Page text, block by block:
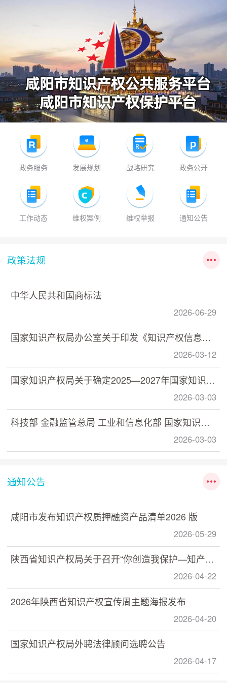
政务服务 发展规划 战略研究 政务公开
工作动态 维权案例 维权举报 通知公告
政策法规
中华人民共和国商标法
2026-06-29
国家知识产权局办公室关于印发《知识产权信息分析利用指南》的通知
2026-03-12
国家知识产权局关于确定2025—2027年国家知识产权强国建设示范创建对象的通知
2026-03-03
科技部 金融监管总局 工业和信息化部 国家知识产权局印发《关于加快推动科技保险高质量发展 有力支撑高水平科技自立自强的若干意见》的通知
2026-03-03
通知公告
咸阳市发布知识产权质押融资产品清单2026 版
2026-05-29
陕西省知识产权局关于召开“你创造我保护—知产助力 数据赋能” 数据知识产权政策宣讲培训活动的通知
2026-04-22
2026年陕西省知识产权宣传周主题海报发布
2026-04-20
国家知识产权局外聘法律顾问选聘公告
2026-04-17